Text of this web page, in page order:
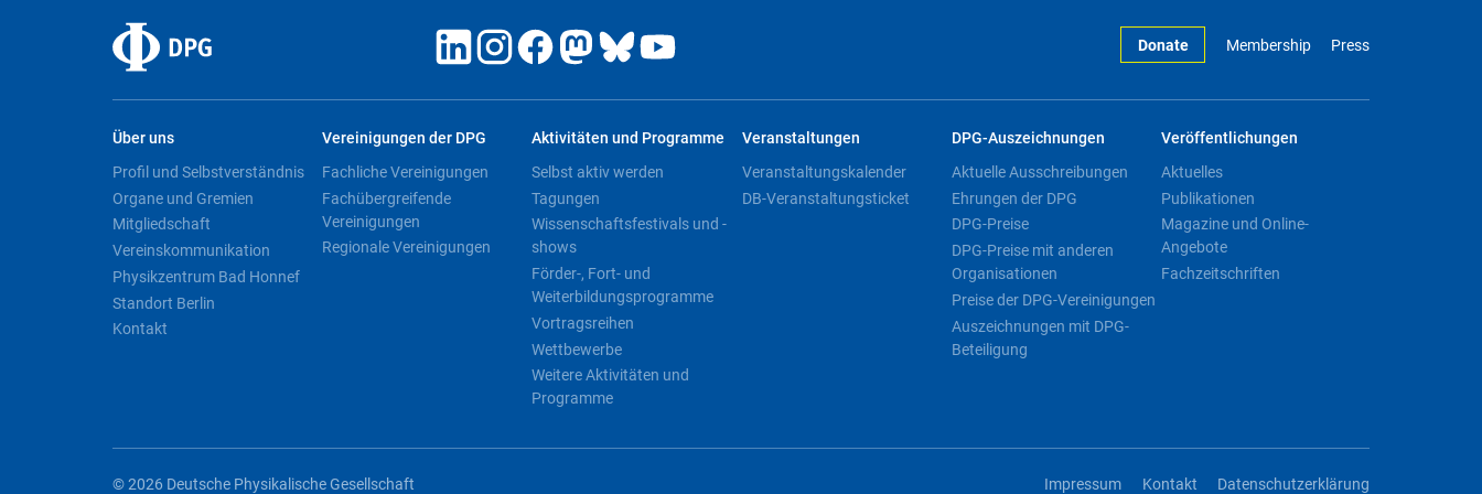
Donate Membership Press
Über uns
Profil und Selbstverständnis
Organe und Gremien
Mitgliedschaft
Vereinskommunikation
Physikzentrum Bad Honnef
Standort Berlin
Kontakt
Vereinigungen der DPG
Fachliche Vereinigungen
Fachübergreifende
Vereinigungen
Regionale Vereinigungen
Aktivitäten und Programme
Selbst aktiv werden
Tagungen
Wissenschaftsfestivals und -
shows
Förder-, Fort- und
Weiterbildungsprogramme
Vortragsreihen
Wettbewerbe
Weitere Aktivitäten und
Programme
Veranstaltungen
Veranstaltungskalender
DB-Veranstaltungsticket
DPG-Auszeichnungen
Aktuelle Ausschreibungen
Ehrungen der DPG
DPG-Preise
DPG-Preise mit anderen
Organisationen
Preise der DPG-Vereinigungen
Auszeichnungen mit DPG-
Beteiligung
Veröffentlichungen
Aktuelles
Publikationen
Magazine und Online-
Angebote
Fachzeitschriften
© 2026 Deutsche Physikalische Gesellschaft Impressum Kontakt Datenschutzerklärung